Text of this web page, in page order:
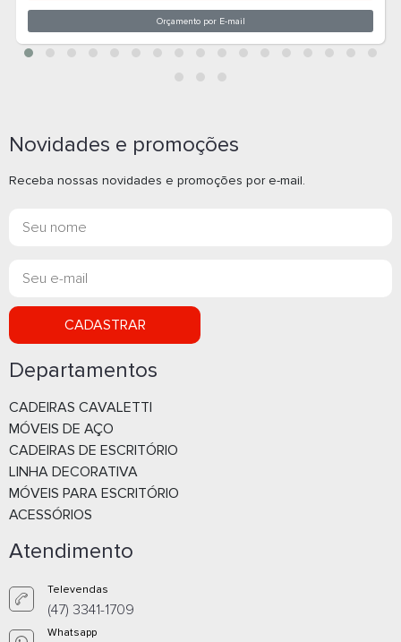
Novidades e promoções
Receba nossas novidades e promoções por e-mail.
CADASTRAR
Departamentos
CADEIRAS CAVALETTI
MÓVEIS DE AÇO
CADEIRAS DE ESCRITÓRIO
LINHA DECORATIVA
MÓVEIS PARA ESCRITÓRIO
ACESSÓRIOS
Atendimento
Televendas
(47) 3341-1709
Whatsapp